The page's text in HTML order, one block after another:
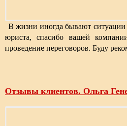
В жизни иногда бывают ситуации
юриста, спасибо вашей
проведение переговоров. Буду
Отзывы клиентов. Ольга